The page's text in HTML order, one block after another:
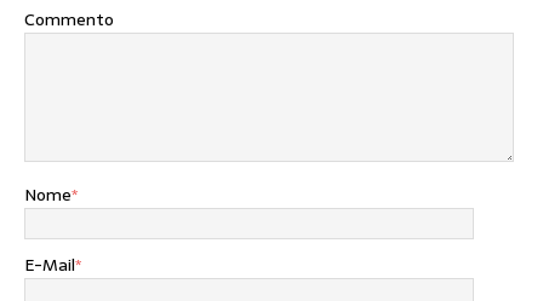
Commento
Nome*
E-Mail*